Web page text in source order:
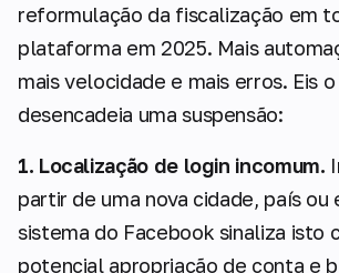
reformulação da fiscalização em
plataforma em 2025. Mais
mais velocidade e mais erros. Eis
desencadeia uma suspensão:
1. Localização de login incomum.
partir de uma nova cidade, país ou
sistema do Facebook sinaliza isto
potencial apropriação de conta e